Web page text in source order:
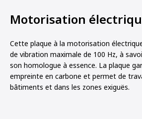
Motorisation
Cette plaque à la motorisation
de vibration maximale de 100 Hz, à
son homologue à essence. La plaque
empreinte en carbone et permet de
bâtiments et dans les zones exiguës.